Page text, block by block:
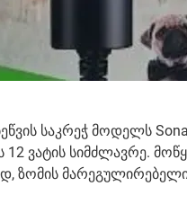
საკრეჭ მოდელს
ვატის სიმძლავრე.
მარეგულირებელი